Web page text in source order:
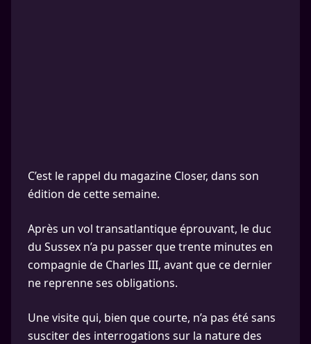
C’est le rappel du magazine Closer, dans son
édition de cette semaine.
Après un vol transatlantique éprouvant, le duc
du Sussex n’a pu passer que trente minutes en
compagnie de Charles III, avant que ce dernier
ne reprenne ses obligations.
Une visite qui, bien que courte, n’a pas été sans
susciter des interrogations sur la nature des